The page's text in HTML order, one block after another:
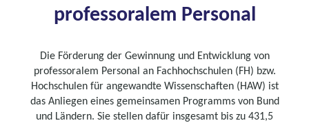
professoralem Personal
Die Förderung der Gewinnung und Entwicklung von
professoralem Personal an Fachhochschulen (FH) bzw.
Hochschulen für angewandte Wissenschaften (HAW) ist
das Anliegen eines gemeinsamen Programms von Bund
und Ländern. Sie stellen dafür insgesamt bis zu 431,5